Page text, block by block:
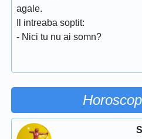
agale.
Il intreaba soptit:
- Nici tu nu ai somn?